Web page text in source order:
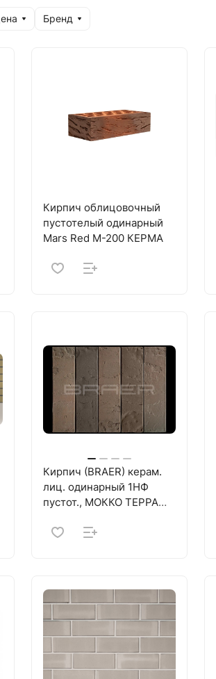
Бренд
Кирпич облицовочный
пустотелый одинарный
Mars Red M-200 КЕРМА
Кирпич (BRAER) керам.
лиц. одинарный 1НФ
пустот., МОККО ТЕРРА
(480 шт.)